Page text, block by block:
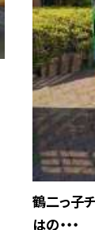
鶴二っ子
はの・・・